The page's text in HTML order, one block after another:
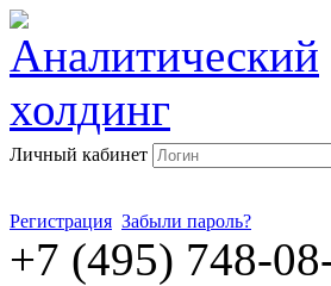
Личный кабинет
Регистрация Забыли пароль?
+7 (495) 748-